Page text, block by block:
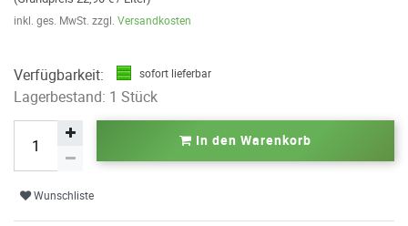
inkl. ges. MwSt. zzgl. Versandkosten
Verfügbarkeit: sofort lieferbar
Lagerbestand: 1 Stück
In den Warenkorb
Wunschliste